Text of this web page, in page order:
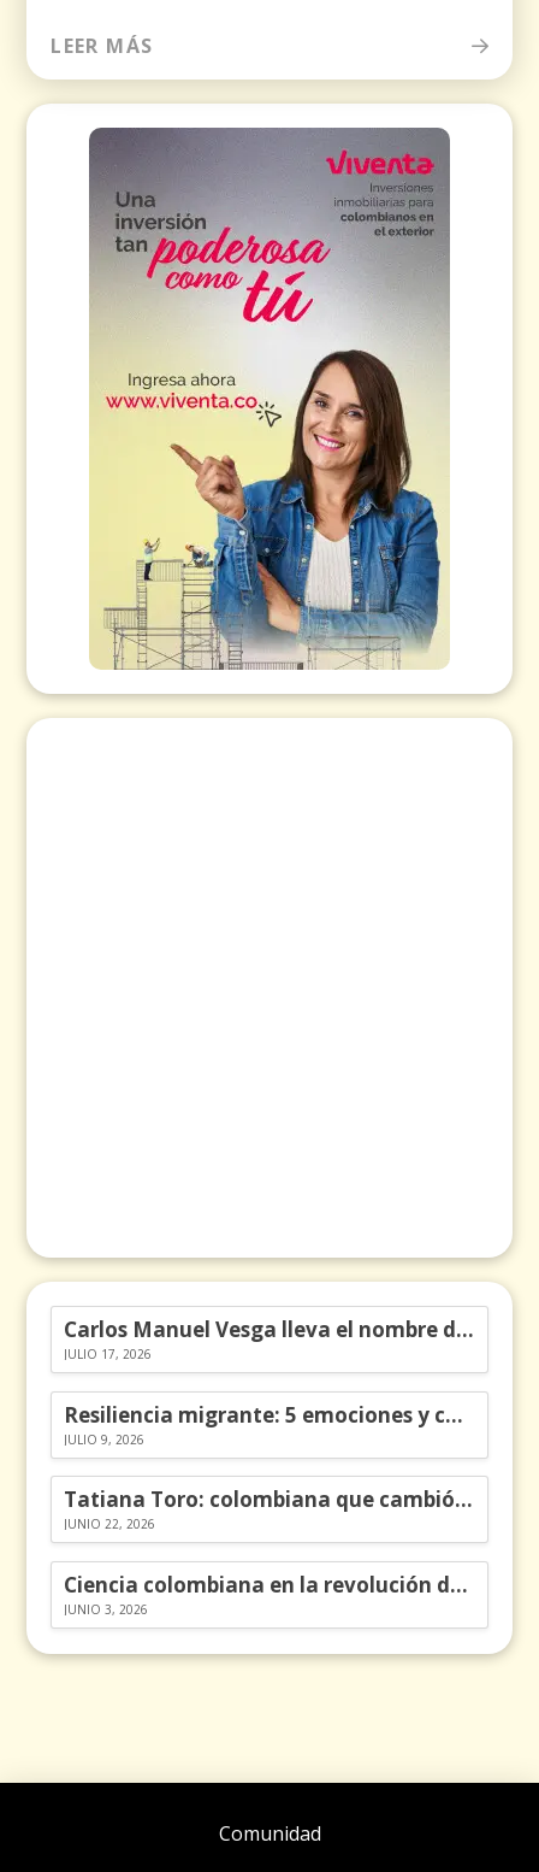
LEER MÁS
Carlos Manuel Vesga lleva el nombre de Colombia a los Emmy
JULIO 17, 2026
Resiliencia migrante: 5 emociones y cómo gestionarlas
JULIO 9, 2026
Tatiana Toro: colombiana que cambió la historia de las matemáticas
JUNIO 22, 2026
Ciencia colombiana en la revolución de los órganos en chips
JUNIO 3, 2026
Comunidad